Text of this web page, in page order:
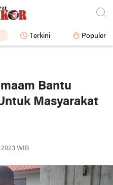
Terkini Populer
Bantu
Masyarakat
2023 WIB